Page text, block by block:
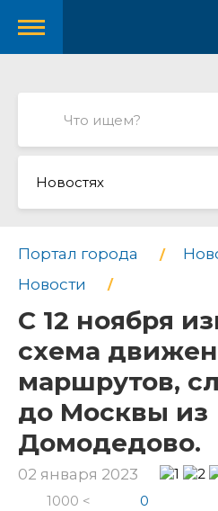
Новостях
Портал города
Новости
С 12 ноября
схема
маршрутов,
до Москвы из
Домодедово.
02 января 2023
1000 < 0